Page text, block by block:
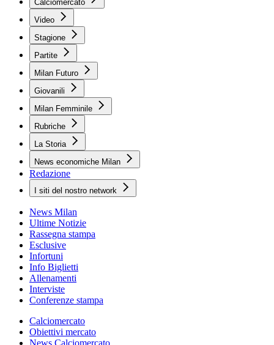
Calciomercato
Video
Stagione
Partite
Milan Futuro
Giovanili
Milan Femminile
Rubriche
La Storia
News economiche Milan
Redazione
I siti del nostro network
News Milan
Ultime Notizie
Rassegna stampa
Esclusive
Infortuni
Info Biglietti
Allenamenti
Interviste
Conferenze stampa
Calciomercato
Obiettivi mercato
News Calciomercato